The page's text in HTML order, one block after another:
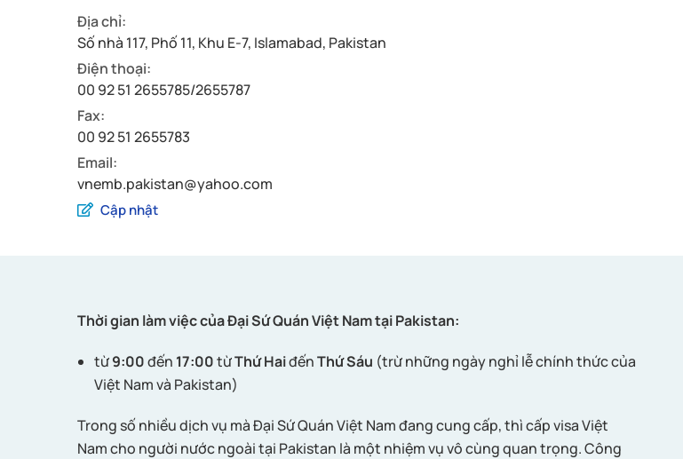
Địa chỉ:
Số nhà 117, Phố 11, Khu E-7, Islamabad, Pakistan
Điện thoại:
00 92 51 2655785/2655787
Fax:
00 92 51 2655783
Email:
vnemb.pakistan@yahoo.com
Cập nhật
Thời gian làm việc của Đại Sứ Quán Việt Nam tại Pakistan:
từ9:00đến 17:00từThứ HaiđếnThứ Sáu (trừ những ngày nghỉ lễ chính thức của
Việt Nam và Pakistan)
Trong số nhiều dịch vụ mà Đại Sứ Quán Việt Nam đang cung cấp, thì cấp visa Việt
Nam cho người nước ngoài tại Pakistan là một nhiệm vụ vô cùng quan trọng. Công